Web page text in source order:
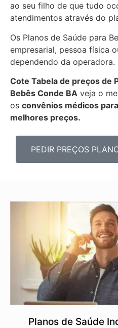
ao seu filho de que tudo
atendimentos através do
Os Planos de Saúde para
empresarial, pessoa física
dependendo da operadora.
Cote Tabela de preços de
Bebês Conde BA veja o
os convênios médicos
melhores preços.
PEDIR PREÇOS
Planos de Saúde